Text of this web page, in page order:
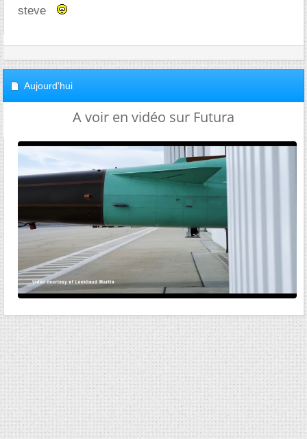
steve
Aujourd'hui
A voir en vidéo sur Futura